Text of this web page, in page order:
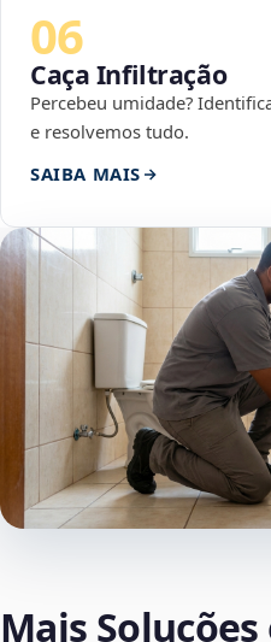
06
Caça Infiltração
Percebeu umidade?
e resolvemos tudo.
SAIBA MAIS
Mais